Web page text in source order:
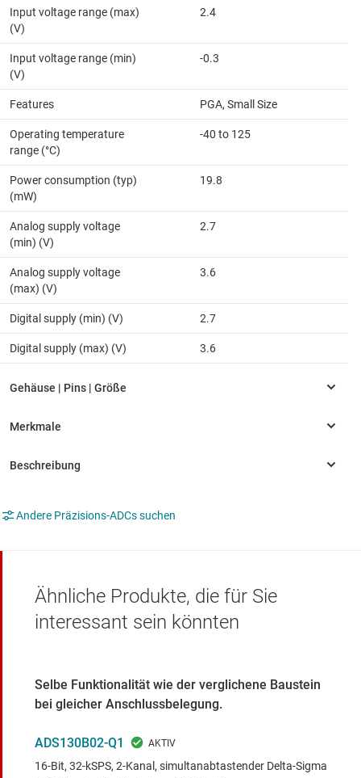
Input voltage range (max)
(V)
2.4
Input voltage range (min)
(V)
-0.3
Features PGA, Small Size
Operating temperature
range (°C)
-40 to 125
Power consumption (typ)
(mW)
19.8
Analog supply voltage
(min) (V)
2.7
Analog supply voltage
(max) (V)
3.6
Digital supply (min) (V) 2.7
Digital supply (max) (V) 3.6
Andere Präzisions-ADCs suchen
Ähnliche Produkte, die für Sie
interessant sein könnten
Selbe Funktionalität wie der verglichene Baustein
bei gleicher Anschlussbelegung.
ADS130B02-Q1
16-Bit, 32-kSPS, 2-Kanal, simultanabtastender Delta-Sigma